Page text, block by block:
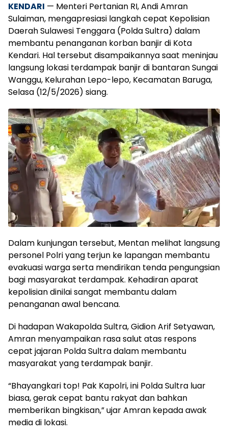
KENDARI — Menteri Pertanian RI, Andi Amran
Sulaiman, mengapresiasi langkah cepat Kepolisian
Daerah Sulawesi Tenggara (Polda Sultra) dalam
membantu penanganan korban banjir di Kota
Kendari. Hal tersebut disampaikannya saat meninjau
langsung lokasi terdampak banjir di bantaran Sungai
Wanggu, Kelurahan Lepo-lepo, Kecamatan Baruga,
Selasa (12/5/2026) siang.
Dalam kunjungan tersebut, Mentan melihat langsung
personel Polri yang terjun ke lapangan membantu
evakuasi warga serta mendirikan tenda pengungsian
bagi masyarakat terdampak. Kehadiran aparat
kepolisian dinilai sangat membantu dalam
penanganan awal bencana.
Di hadapan Wakapolda Sultra, Gidion Arif Setyawan,
Amran menyampaikan rasa salut atas respons
cepat jajaran Polda Sultra dalam membantu
masyarakat yang terdampak banjir.
“Bhayangkari top! Pak Kapolri, ini Polda Sultra luar
biasa, gerak cepat bantu rakyat dan bahkan
memberikan bingkisan,” ujar Amran kepada awak
media di lokasi.